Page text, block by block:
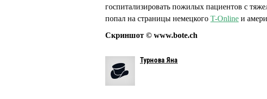
госпитализировать пожилых пациентов с
попал на страницы немецкого T-Online и
Скриншот © www.bote.ch
Турнова Яна